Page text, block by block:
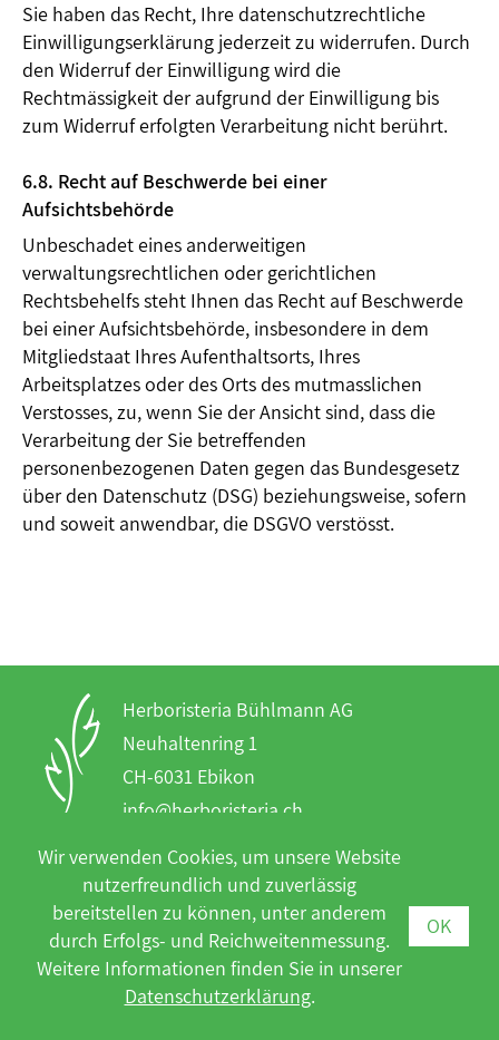
Sie haben das Recht, Ihre datenschutzrechtliche
Einwilligungserklärung jederzeit zu widerrufen. Durch
den Widerruf der Einwilligung wird die
Rechtmässigkeit der aufgrund der Einwilligung bis
zum Widerruf erfolgten Verarbeitung nicht berührt.
6.8. Recht auf Beschwerde bei einer
Aufsichtsbehörde
Unbeschadet eines anderweitigen
verwaltungsrechtlichen oder gerichtlichen
Rechtsbehelfs steht Ihnen das Recht auf Beschwerde
bei einer Aufsichtsbehörde, insbesondere in dem
Mitgliedstaat Ihres Aufenthaltsorts, Ihres
Arbeitsplatzes oder des Orts des mutmasslichen
Verstosses, zu, wenn Sie der Ansicht sind, dass die
Verarbeitung der Sie betreffenden
personenbezogenen Daten gegen das Bundesgesetz
über den Datenschutz (DSG) beziehungsweise, sofern
und soweit anwendbar, die DSGVO verstösst.
Herboristeria Bühlmann AG
Neuhaltenring 1
CH-6031 Ebikon
info@herboristeria.ch
F +41 41 444 33 39
Unsere Produkte erhalten Sie in
Drogerien, Apotheken und Reformhäusern
Wir verwenden Cookies, um unsere Website
nutzerfreundlich und zuverlässig
bereitstellen zu können, unter anderem
durch Erfolgs- und Reichweitenmessung.
Weitere Informationen finden Sie in unserer
Datenschutzerklärung.
OK